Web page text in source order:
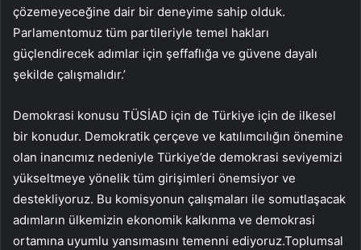
çözemeyeceğine dair bir deneyime sahip olduk.
Parlamentomuz tüm partileriyle temel hakları
güçlendirecek adımlar için şeffaflığa ve güvene dayalı
şekilde çalışmalıdır.’
Demokrasi konusu TÜSİAD için de Türkiye için de ilkesel
bir konudur. Demokratik çerçeve ve katılımcılığın önemine
olan inancımız nedeniyle Türkiye’de demokrasi seviyemizi
yükseltmeye yönelik tüm girişimleri önemsiyor ve
destekliyoruz. Bu komisyonun çalışmaları ile somutlaşacak
adımların ülkemizin ekonomik kalkınma ve demokrasi
ortamına uyumlu yansımasını temenni ediyoruz.Toplumsal